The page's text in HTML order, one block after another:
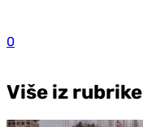
0
Više iz rubrike